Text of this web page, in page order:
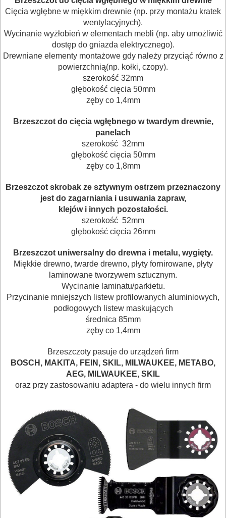
frezarek
Do
gwoździarek
lamelownic
mieszadeł
młotowiertarek
Do
młotów
udarowych
blach
odkurzaczy
Do
opalarek
Do
pilarek
i
Cięcia wgłębne w miękkim drewnie (np. przy montażu kratek
wentylacyjnych).
Wycinanie wyżłobień w elementach mebli (np. aby umożliwić
dostęp do gniazda elektrycznego).
Drewniane elementy montażowe gdy należy przyciąć równo z
powierzchnią(np. kołki, czopy).
szerokość 32mm
głębokość cięcia 50mm
zęby co 1,4mm
Brzeszczot do cięcia wgłębnego w twardym drewnie,
panelach
szerokość 32mm
głębokość cięcia 50mm
zęby co 1,8mm
Brzeszczot skrobak ze sztywnym ostrzem przeznaczony
jest do zagarniania i usuwania zapraw,
klejów i innych pozostałości.
szerokość 52mm
głębokość cięcia 26mm
Brzeszczot uniwersalny do drewna i metalu, wygięty.
Miękkie drewno, twarde drewno, płyty fornirowane, płyty
laminowane tworzywem sztucznym.
Wycinanie laminatu/parkietu.
Przycinanie mniejszych listew profilowanych aluminiowych,
podłogowych listew maskujących
średnica 85mm
zęby co 1,4mm
Brzeszczoty pasuje do urządzeń firm
BOSCH, MAKITA, FEIN, SKIL, MILWAUKEE, METABO,
AEG, MILWAUKEE, SKIL
oraz przy zastosowaniu adaptera - do wielu innych firm